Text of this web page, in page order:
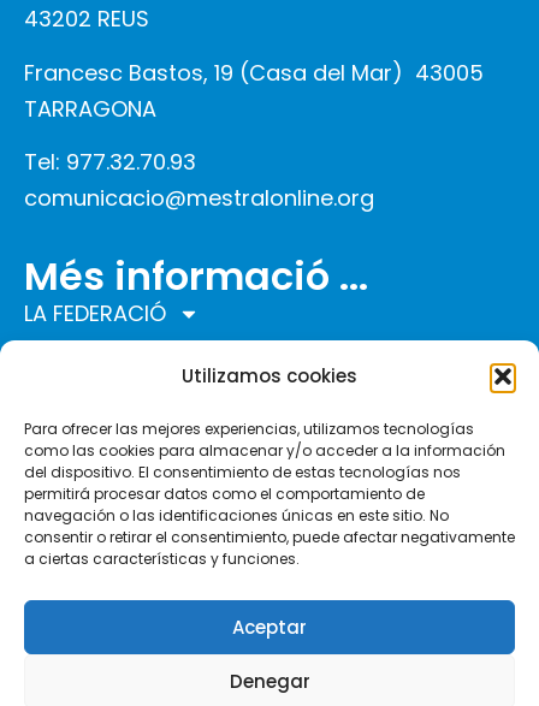
Utilizamos cookies
Para ofrecer las mejores experiencias, utilizamos tecnologías
como las cookies para almacenar y/o acceder a la información
del dispositivo. El consentimiento de estas tecnologías nos
permitirá procesar datos como el comportamiento de
navegación o las identificaciones únicas en este sitio. No
consentir o retirar el consentimiento, puede afectar negativamente
a ciertas características y funciones.
Aceptar
Denegar
43202 REUS
Francesc Bastos, 19 (Casa del Mar) 43005
TARRAGONA
Tel: 977.32.70.93
comunicacio@mestralonline.org
Més informació ...
LA FEDERACIÓ
COMUNITAT MESTRAL
ACTUALITAT
INTERNACIONAL
Segueix-nos a ...
© Federació Mestral – Cocemfe Tarragona.